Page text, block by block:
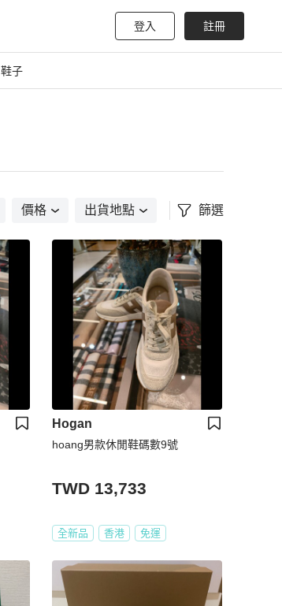
登入 註冊
鞋子
價格 出貨地點 篩選
Hogan
hoang男款休閒鞋碼數9號
TWD 13,733
全新品 香港 免運